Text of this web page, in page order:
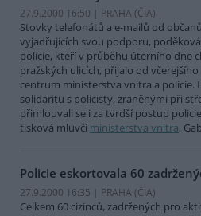
27.9.2000 16:50 | PRAHA (ČIA)
Stovky telefonátů a e-mailů od
vyjadřujících svou podporu,
policie, kteří v průběhu úterního dne
pražských ulicích, přijalo od
centrum ministerstva vnitra a policie.
solidaritu s policisty, zraněnými při
přimlouvali se i za tvrdší postup
tisková mluvčí ministerstva vnitra,
Policie eskortovala 60
27.9.2000 16:35 | PRAHA (ČIA)
Celkem 60 cizinců, zadržených pro